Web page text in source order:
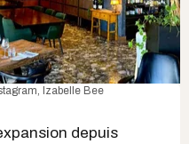
, Izabelle Bee
depuis